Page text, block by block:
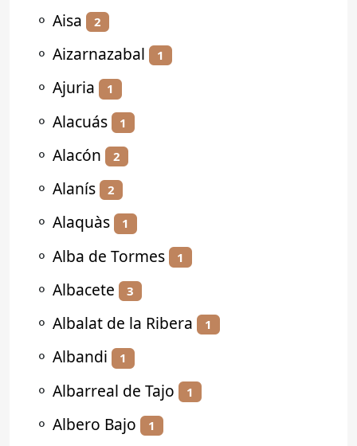
⚬ Aisa 2
⚬ Aizarnazabal 1
⚬ Ajuria 1
⚬ Alacuás 1
⚬ Alacón 2
⚬ Alanís 2
⚬ Alaquàs 1
⚬ Alba de Tormes 1
⚬ Albacete 3
⚬ Albalat de la Ribera 1
⚬ Albandi 1
⚬ Albarreal de Tajo 1
⚬ Albero Bajo 1